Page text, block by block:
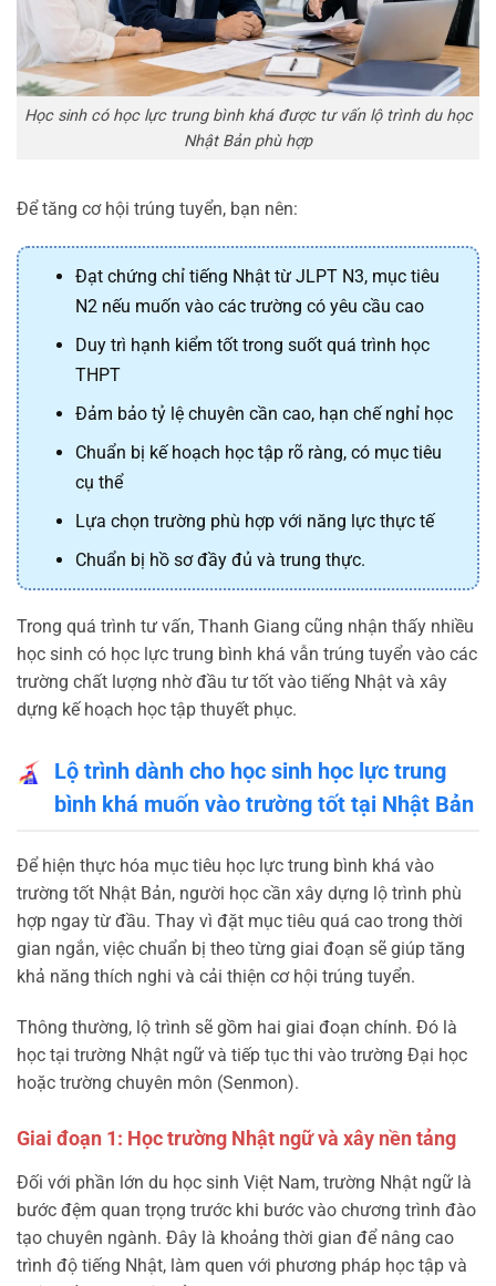
Học sinh có học lực trung bình khá được tư vấn lộ trình du học
Nhật Bản phù hợp
Để tăng cơ hội trúng tuyển, bạn nên:
Đạt chứng chỉ tiếng Nhật từ JLPT N3, mục tiêu
N2 nếu muốn vào các trường có yêu cầu cao
Duy trì hạnh kiểm tốt trong suốt quá trình học
THPT
Đảm bảo tỷ lệ chuyên cần cao, hạn chế nghỉ học
Chuẩn bị kế hoạch học tập rõ ràng, có mục tiêu
cụ thể
Lựa chọn trường phù hợp với năng lực thực tế
Chuẩn bị hồ sơ đầy đủ và trung thực.
Trong quá trình tư vấn, Thanh Giang cũng nhận thấy nhiều
học sinh có học lực trung bình khá vẫn trúng tuyển vào các
trường chất lượng nhờ đầu tư tốt vào tiếng Nhật và xây
dựng kế hoạch học tập thuyết phục.
Lộ trình dành cho học sinh học lực trung
bình khá muốn vào trường tốt tại Nhật Bản
Để hiện thực hóa mục tiêu học lực trung bình khá vào
trường tốt Nhật Bản, người học cần xây dựng lộ trình phù
hợp ngay từ đầu. Thay vì đặt mục tiêu quá cao trong thời
gian ngắn, việc chuẩn bị theo từng giai đoạn sẽ giúp tăng
khả năng thích nghi và cải thiện cơ hội trúng tuyển.
Thông thường, lộ trình sẽ gồm hai giai đoạn chính. Đó là
học tại trường Nhật ngữ và tiếp tục thi vào trường Đại học
hoặc trường chuyên môn (Senmon).
Giai đoạn 1: Học trường Nhật ngữ và xây nền tảng
Đối với phần lớn du học sinh Việt Nam, trường Nhật ngữ là
bước đệm quan trọng trước khi bước vào chương trình đào
tạo chuyên ngành. Đây là khoảng thời gian để nâng cao
trình độ tiếng Nhật, làm quen với phương pháp học tập và